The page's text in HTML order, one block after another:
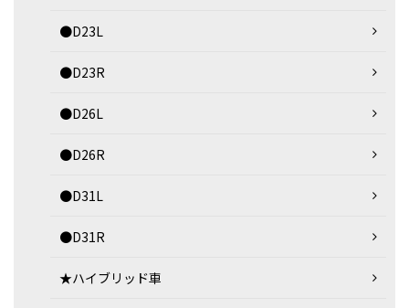
●D23L
●D23R
●D26L
●D26R
●D31L
●D31R
★ハイブリッド車